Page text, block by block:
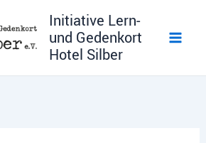
Initiative Lern-
und Gedenkort
Hotel Silber